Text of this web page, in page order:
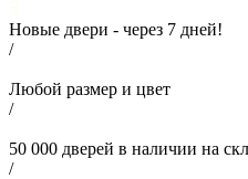
Новые двери - через 7 дней!
/
Любой размер и цвет
/
50 000 дверей в наличии на
/